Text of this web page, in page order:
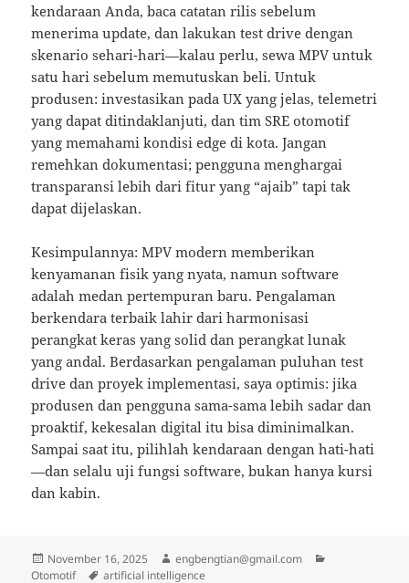
kendaraan Anda, baca catatan rilis sebelum
menerima update, dan lakukan test drive dengan
skenario sehari-hari—kalau perlu, sewa MPV untuk
satu hari sebelum memutuskan beli. Untuk
produsen: investasikan pada UX yang jelas, telemetri
yang dapat ditindaklanjuti, dan tim SRE otomotif
yang memahami kondisi edge di kota. Jangan
remehkan dokumentasi; pengguna menghargai
transparansi lebih dari fitur yang “ajaib” tapi tak
dapat dijelaskan.
Kesimpulannya: MPV modern memberikan
kenyamanan fisik yang nyata, namun software
adalah medan pertempuran baru. Pengalaman
berkendara terbaik lahir dari harmonisasi
perangkat keras yang solid dan perangkat lunak
yang andal. Berdasarkan pengalaman puluhan test
drive dan proyek implementasi, saya optimis: jika
produsen dan pengguna sama-sama lebih sadar dan
proaktif, kekesalan digital itu bisa diminimalkan.
Sampai saat itu, pilihlah kendaraan dengan hati-hati
—dan selalu uji fungsi software, bukan hanya kursi
dan kabin.
Posted
on
November 16, 2025 Author
engbengtian@gmail.com
Otomotif
Tags
artificial intelligence